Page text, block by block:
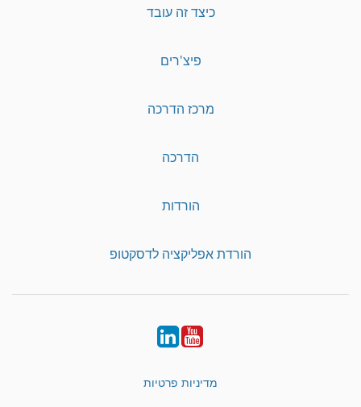
כיצד זה עובד
פיצ'רים
מרכז הדרכה
הדרכה
הורדות
הורדת אפליקציה לדסקטופ
YouTube
LinkedIn
מדיניות פרטיות